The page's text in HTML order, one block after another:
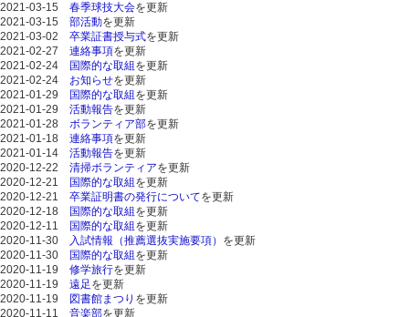
2021-03-15 春季球技大会を更新
2021-03-15 部活動を更新
2021-03-02 卒業証書授与式を更新
2021-02-27 連絡事項を更新
2021-02-24
国際的な取組 を更新
2021-02-24 お知らせを更新
2021-01-29
国際的な取組 を更新
2021-01-29 活動報告を更新
2021-01-28 ボランティア部を更新
2021-01-18 連絡事項を更新
2021-01-14 活動報告を更新
2020-12-22 清掃ボランティアを更新
2020-12-21
国際的な取組 を更新
2020-12-21 卒業証明書の発行についてを更新
2020-12-18
国際的な取組 を更新
2020-12-11
国際的な取組 を更新
2020-11-30
入試情報（推薦選抜実施要項） を更新
2020-11-30
国際的な取組 を更新
2020-11-19 修学旅行を更新
2020-11-19 遠足 を更新
2020-11-19
図書館まつり を更新
2020-11-11 音楽部を更新